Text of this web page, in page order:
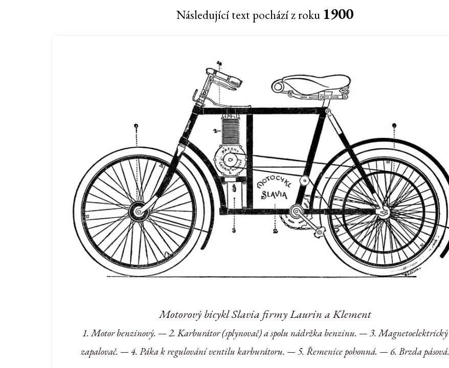
Následující text pochází z roku 1900
Motorový bicykl Slavia firmy Laurin a Klement
1. Motor benzinový. — 2. Karburátor (splynovač) a spolu nádržka benzinu. — 3. Magnetoelektrický
zapalovač. — 4. Páka k regulování ventilu karburátoru. — 5. Řemenice pohonná. — 6. Brzda pásová.